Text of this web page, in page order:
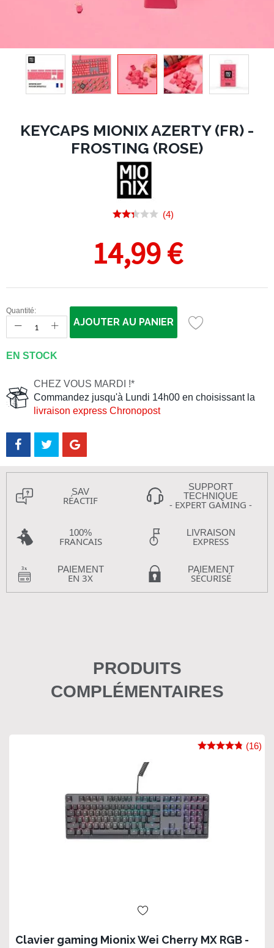
KEYCAPS MIONIX AZERTY (FR) -
FROSTING (ROSE)
(4)
14,99 €
Quantité:
AJOUTER AU PANIER
EN STOCK
CHEZ VOUS MARDI !*
Commandez jusqu'à Lundi 14h00 en choisissant la
livraison express Chronopost
SAV
RÉACTIF
SUPPORT
TECHNIQUE
- EXPERT GAMING -
100%
FRANCAIS
LIVRAISON
EXPRESS
PAIEMENT
EN 3X
PAIEMENT
SÉCURISÉ
PRODUITS
COMPLÉMENTAIRES
Clavier gaming Mionix Wei Cherry MX RGB -
(16)